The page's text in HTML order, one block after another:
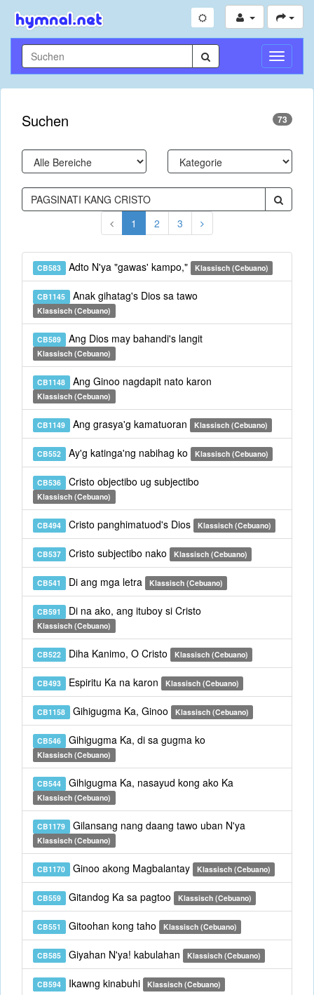
Suchen 73
1 2 3
CB583 Adto N'ya "gawas' kampo," Klassisch (Cebuano)
CB1145 Anak gihatag's Dios sa tawo
Klassisch (Cebuano)
CB589 Ang Dios may bahandi's langit
Klassisch (Cebuano)
CB1148 Ang Ginoo nagdapit nato karon
Klassisch (Cebuano)
CB1149 Ang grasya'g kamatuoran Klassisch (Cebuano)
CB552 Ay'g katinga'ng nabihag ko Klassisch (Cebuano)
CB536 Cristo objectibo ug subjectibo
Klassisch (Cebuano)
CB494 Cristo panghimatuod's Dios Klassisch (Cebuano)
CB537 Cristo subjectibo nako Klassisch (Cebuano)
CB541 Di ang mga letra Klassisch (Cebuano)
CB591 Di na ako, ang ituboy si Cristo
Klassisch (Cebuano)
CB522 Diha Kanimo, O Cristo Klassisch (Cebuano)
CB493 Espiritu Ka na karon Klassisch (Cebuano)
CB1158 Gihigugma Ka, Ginoo Klassisch (Cebuano)
CB546 Gihigugma Ka, di sa gugma ko
Klassisch (Cebuano)
CB544 Gihigugma Ka, nasayud kong ako Ka
Klassisch (Cebuano)
CB1179 Gilansang nang daang tawo uban N'ya
Klassisch (Cebuano)
CB1170 Ginoo akong Magbalantay Klassisch (Cebuano)
CB559 Gitandog Ka sa pagtoo Klassisch (Cebuano)
CB551 Gitoohan kong taho Klassisch (Cebuano)
CB585 Giyahan N'ya! kabulahan Klassisch (Cebuano)
CB594 Ikawng kinabuhi Klassisch (Cebuano)